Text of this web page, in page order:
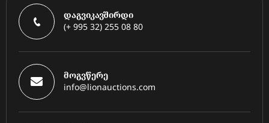
დაგვიკავშირდი
(+ 995 32) 255 08 80
მოგვწერე
info@lionauctions.com